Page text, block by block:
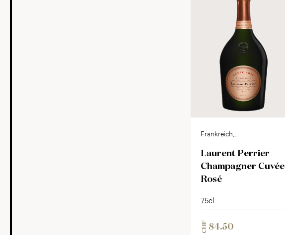
Frankreich,
Laurent Perrier
Champagner Cuvée
Rosé
75cl
CHF 84.50